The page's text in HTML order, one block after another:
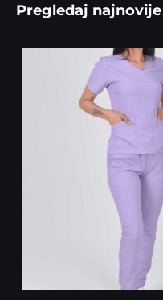
Pregledaj najnovije